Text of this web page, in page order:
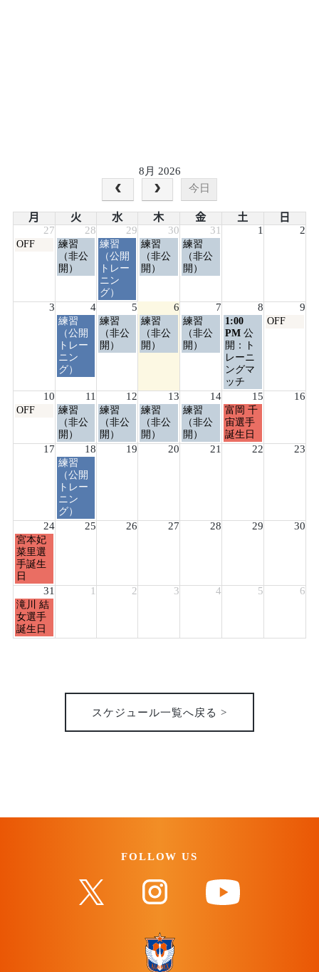
8月 2026
今日
月 火 水 木 金 土
日
27
28 29 30 31 1 2
月
27th
OFF
火
曜
日,
28th
2026
練習
（非公
開）
水
曜
日,
7
月
29th
2026
練習
（公開
トレー
ニン
グ）
木
曜
日,
30th
2026
練習
（非公
開）
金
曜
日,
31st
2026
練習
（非公
開）
3 4 5 6 7 8 9
火
曜
日,
8
月
2026
練習
（公開
トレー
ニン
グ）
水
曜
日,
2026
練習
（非公
開）
木
曜
日,
2026
練習
（非公
開）
金
曜
日,
2026
練習
（非公
開）
土
曜
日,
8
月
8th
2026
1:00
PM 公
開：ト
レーニ
ングマ
ッチ
日
2026
OFF
10 11 12 13 14 15 16
月
8
OFF
火
曜
日,
8
月
11th
2026
練習
（非公
開）
水
曜
日,
8
練習
（非公
開）
木
曜
日,
8
練習
（非公
開）
金
曜
日,
8
練習
（非公
開）
土
曜
日,
8
富岡 千
宙選手
誕生日
17 18 19 20 21 22 23
火
曜
日,
8
月
18th
練習
（公開
トレー
ニン
グ）
24 25 26 27 28 29 30
月
曜
日,
8
月
24th
2026
宮本妃
菜里選
手誕生
日
31 1 2 3 4 5 6
月
曜
日,
8
滝川 結
女選手
誕生日
スケジュール一覧へ戻る >
FOLLOW US